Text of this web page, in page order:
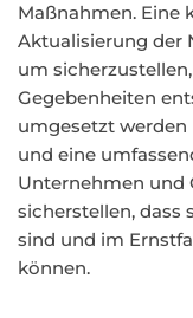
Maßnahmen. Eine
Aktualisierung der
um
Gegebenheiten
umgesetzt werden
und eine
Unternehmen und
sicherstellen, dass
sind und im
können.